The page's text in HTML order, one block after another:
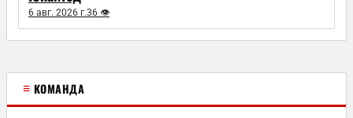
6 авг. 2026 г.36 👁
≡ КОМАНДА